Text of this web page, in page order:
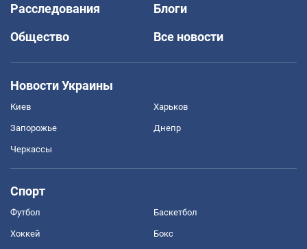
Расследования
Блоги
Общество
Все новости
Новости Украины
Киев Харьков
Запорожье Днепр
Черкассы
Спорт
Футбол Баскетбол
Хоккей Бокс